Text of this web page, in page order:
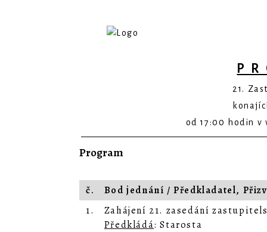
21.
od 17:00 hodin v
Program
č.
Bod jednání / Předkladatel,
1.
Zahájení 21. zasedání
Předkládá: Starosta